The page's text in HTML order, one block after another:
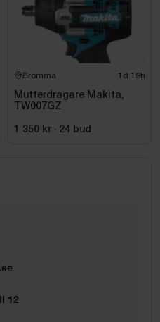
Bromma 1d 19h
Mutterdragare Makita,
TW007GZ
1 350 kr · 24 bud
12